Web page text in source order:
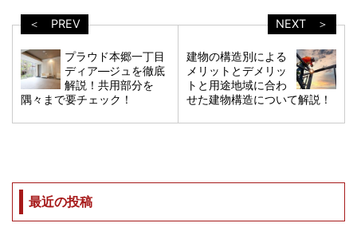
＜ PREV
プラウド本郷一丁目
ディア―ジュを徹底
解説！共用部分を
隅々まで要チェック！
NEXT ＞
建物の構造別による
メリットとデメリッ
トと用途地域に合わ
せた建物構造について解説！
最近の投稿